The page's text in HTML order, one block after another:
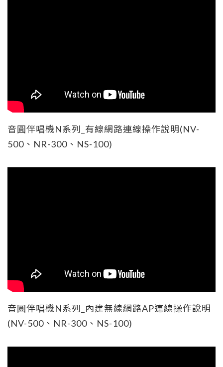
音圓伴唱機N系列_有線網路連線操作說明(NV-
500、NR-300、NS-100)
音圓伴唱機N系列_內建無線網路AP連線操作說明
(NV-500、NR-300、NS-100)